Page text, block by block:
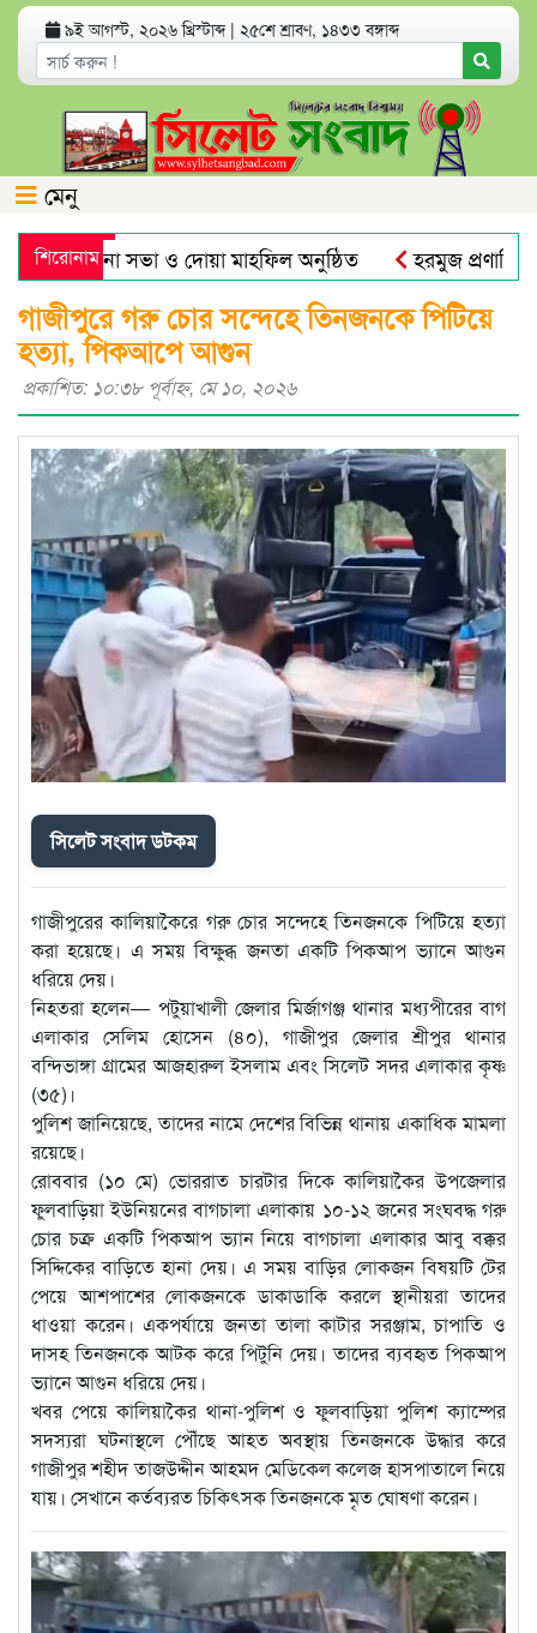
৯ই আগস্ট, ২০২৬ খ্রিস্টাব্দ | ২৫শে শ্রাবণ, ১৪৩৩ বঙ্গাব্দ
মেনু
শিরোনাম
আলোচনা সভা ও দোয়া মাহফিল অনুষ্ঠিত
হরমুজ প্রণালি
বড় লাফ
যেসব অ্যাপ থাকলে হ্যাকড হতে পারে ফোন ও
গাজীপুরে গরু চোর সন্দেহে তিনজনকে পিটিয়ে
হত্যা, পিকআপে আগুন
প্রকাশিত: ১০:৩৮ পূর্বাহ্ণ, মে ১০, ২০২৬
সিলেট সংবাদ ডটকম
গাজীপুরের কালিয়াকৈরে গরু চোর সন্দেহে তিনজনকে পিটিয়ে হত্যা
করা হয়েছে। এ সময় বিক্ষুব্ধ জনতা একটি পিকআপ ভ্যানে আগুন
ধরিয়ে দেয়।
নিহতরা হলেন— পটুয়াখালী জেলার মির্জাগঞ্জ থানার মধ্যপীরের বাগ
এলাকার সেলিম হোসেন (৪০), গাজীপুর জেলার শ্রীপুর থানার
বন্দিভাঙ্গা গ্রামের আজহারুল ইসলাম এবং সিলেট সদর এলাকার কৃষ্ণ
(৩৫)।
পুলিশ জানিয়েছে, তাদের নামে দেশের বিভিন্ন থানায় একাধিক মামলা
রয়েছে।
রোববার (১০ মে) ভোররাত চারটার দিকে কালিয়াকৈর উপজেলার
ফুলবাড়িয়া ইউনিয়নের বাগচালা এলাকায় ১০-১২ জনের সংঘবদ্ধ গরু
চোর চক্র একটি পিকআপ ভ্যান নিয়ে বাগচালা এলাকার আবু বক্কর
সিদ্দিকের বাড়িতে হানা দেয়। এ সময় বাড়ির লোকজন বিষয়টি টের
পেয়ে আশপাশের লোকজনকে ডাকাডাকি করলে স্থানীয়রা তাদের
ধাওয়া করেন। একপর্যায়ে জনতা তালা কাটার সরঞ্জাম, চাপাতি ও
দাসহ তিনজনকে আটক করে পিটুনি দেয়। তাদের ব্যবহৃত পিকআপ
ভ্যানে আগুন ধরিয়ে দেয়।
খবর পেয়ে কালিয়াকৈর থানা-পুলিশ ও ফুলবাড়িয়া পুলিশ ক্যাম্পের
সদস্যরা ঘটনাস্থলে পৌঁছে আহত অবস্থায় তিনজনকে উদ্ধার করে
গাজীপুর শহীদ তাজউদ্দীন আহমদ মেডিকেল কলেজ হাসপাতালে নিয়ে
যায়। সেখানে কর্তব্যরত চিকিৎসক তিনজনকে মৃত ঘোষণা করেন।